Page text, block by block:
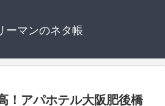
ーマンのネタ帳
！アパホテル大阪肥後橋